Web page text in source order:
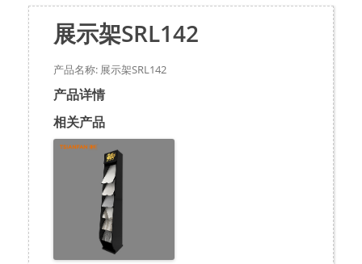
展示架SRL142
产品名称: 展示架SRL142
产品详情
相关产品